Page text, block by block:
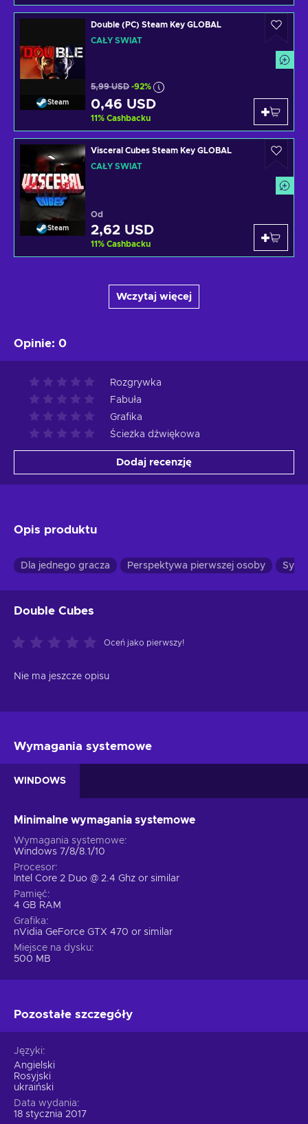
Steam
Double (PC) Steam Key GLOBAL
CAŁY ŚWIAT
5,99 USD -92%
0,46 USD
11% Cashbacku
Steam
Visceral Cubes Steam Key GLOBAL
CAŁY ŚWIAT
Od
2,62 USD
11% Cashbacku
Wczytaj więcej
Opinie: 0
Rozgrywka
Fabuła
Grafika
Ścieżka dźwiękowa
Dodaj recenzję
Opis produktu
Dla jednego gracza Perspektywa pierwszej osoby
Double Cubes
Oceń jako pierwszy!
Nie ma jeszcze opisu
Wymagania systemowe
WINDOWS
Minimalne wymagania systemowe
Wymagania systemowe
Windows 7/8/8.1/10
Procesor
Intel Core 2 Duo @ 2.4 Ghz or similar
Pamięć
4 GB RAM
Grafika
nVidia GeForce GTX 470 or similar
Miejsce na dysku
500 MB
Pozostałe szczegóły
Języki
Angielski
Rosyjski
ukraiński
Data wydania
18 stycznia 2017